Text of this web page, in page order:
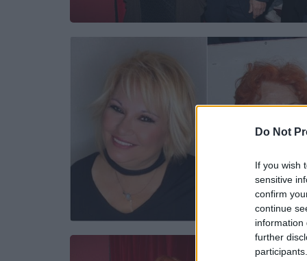
Do Not
If you wish
sensitive
confirm
continue
information
further